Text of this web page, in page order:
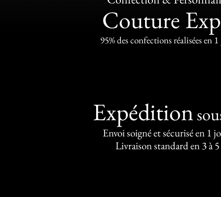
Couture
95% des confections réalisées en
Expédition
Envoi soigné et sécurisé en 1
Livraison standard en 3 à